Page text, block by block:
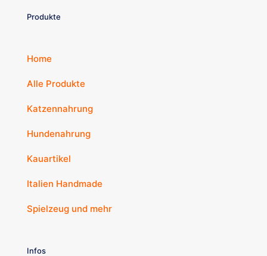
Produkte
Home
Alle Produkte
Katzennahrung
Hundenahrung
Kauartikel
Italien Handmade
Spielzeug und mehr
Infos